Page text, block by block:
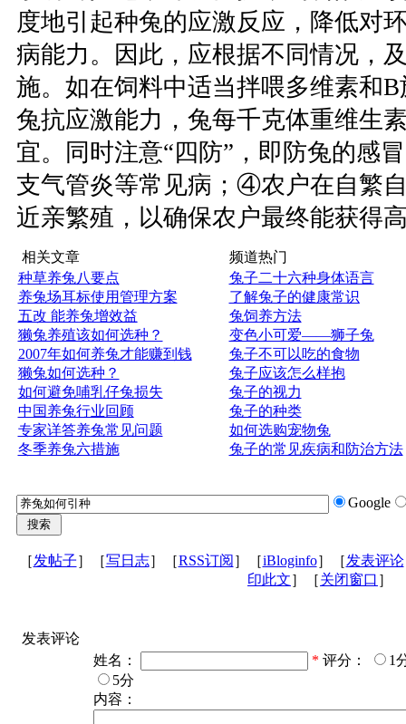
度地引起种兔的应激反应，降低对
病能力。因此，应根据不同情况，
施。如在饲料中适当拌喂多维素和
兔抗应激能力，兔每千克体重维生
宜。同时注意“四防”，即防兔的感
支气管炎等常见病；④农户在自繁
近亲繁殖，以确保农户最终能获得
相关文章
种草养兔八要点
养兔场耳标使用管理方案
五改 能养兔增效益
獭兔养殖该如何选种？
2007年如何养兔才能赚到钱
獭兔如何选种？
如何避免哺乳仔兔损失
中国养兔行业回顾
专家详答养兔常见问题
冬季养兔六措施
频道热门
兔子二十六种身体语言
了解兔子的健康常识
兔饲养方法
变色小可爱——狮子兔
兔子不可以吃的食物
兔子应该怎么样抱
兔子的视力
兔子的种类
如何选购宠物兔
兔子的常见疾病和防治方法
Google
［发帖子］［写日志］［RSS订阅 ］［iBloginfo］［发表评论
印此文］［关闭窗口 ］
发表评论
姓名：
* 评分：
1
5分
内容：